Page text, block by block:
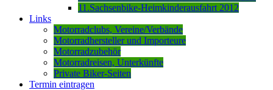
11.Sachsenbike-Heimkinderausfahrt 2012
Links
Motorradclubs, Vereine/Verbände
Motorradhersteller und Importeure
Motorradzubehör
Motorradreisen, Unterkünfte
Private Biker-Seiten
Termin eintragen